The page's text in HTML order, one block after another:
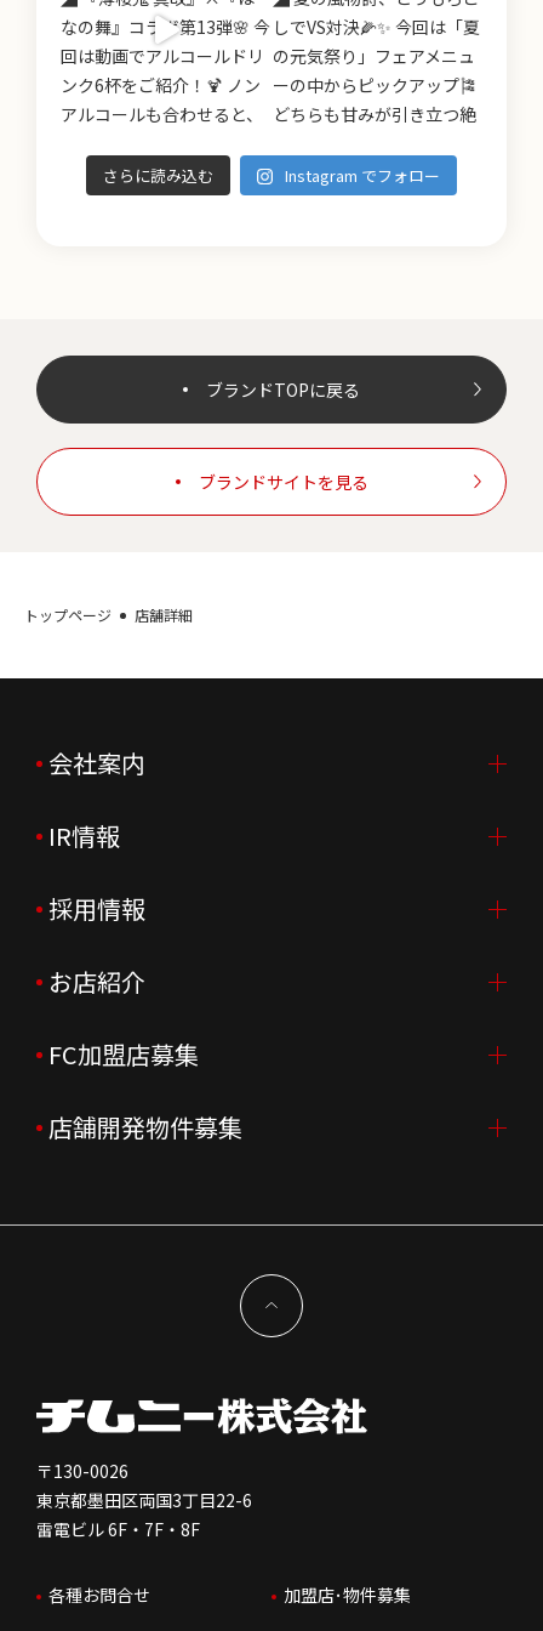
さらに読み込む Instagram でフォロー
ブランドTOPに戻る
ブランドサイトを見る
トップページ 店舗詳細
会社案内
会社案内TOP
ご挨拶
会社概要
会社沿革
企業理念
新型コロナウイルス対応
IR情報
IR情報TOP
ニュースリリース
月次売上
決算資料
コーポレートガバナンス
免責事項
株価情報
IRお問合せ
採用情報
採用情報TOP
新卒採用
中途採用
会社を知る
人を知る
はたらく環境
人財育成
お店紹介
店舗を探す・予約する
よくあるご質問
FC加盟店募集
FC加盟店募集TOP
独立支援について
FC加盟店お問合せ
店舗開発物件募集
〒130-0026
東京都墨田区両国3丁目22-6
雷電ビル 6F・7F・8F
各種お問合せ 加盟店･物件募集